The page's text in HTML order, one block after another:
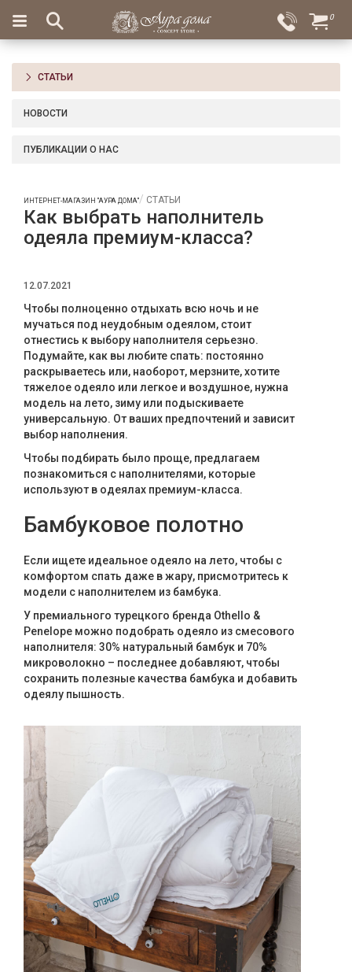
Вход
Избранное
×
Салоны
Доставка
Оплата
для
Бар
хрусталь
Сервировка
Столовые
приборы
Текстиль
Фарфор
Декор
Бренды
0
СТАТЬИ
НОВОСТИ
ПУБЛИКАЦИИ О НАС
ИНТЕРНЕТ-МАГАЗИН "АУРА ДОМА" СТАТЬИ
Как выбрать наполнитель
одеяла премиум-класса?
12.07.2021
Чтобы полноценно отдыхать всю ночь и не
мучаться под неудобным одеялом, стоит
отнестись к выбору наполнителя серьезно.
Подумайте, как вы любите спать: постоянно
раскрываетесь или, наоборот, мерзните, хотите
тяжелое одеяло или легкое и воздушное, нужна
модель на лето, зиму или подыскиваете
универсальную. От ваших предпочтений и зависит
выбор наполнения.
Чтобы подбирать было проще, предлагаем
познакомиться с наполнителями, которые
используют в одеялах премиум-класса.
Бамбуковое полотно
Если ищете идеальное одеяло на лето, чтобы с
комфортом спать даже в жару, присмотритесь к
модели с наполнителем из бамбука.
У премиального турецкого бренда Othello &
Penelope можно подобрать одеяло из смесового
наполнителя: 30% натуральный бамбук и 70%
микроволокно – последнее добавляют, чтобы
сохранить полезные качества бамбука и добавить
одеялу пышность.